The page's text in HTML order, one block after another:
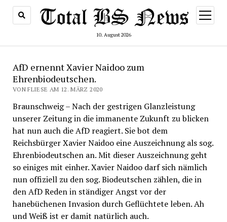
10. August 2026
Menü
öffnen
AfD ernennt Xavier Naidoo zum
Ehrenbiodeutschen.
VON FLIESE AM 12. MÄRZ 2020
Braunschweig – Nach der gestrigen Glanzleistung
unserer Zeitung in die immanente Zukunft zu blicken
hat nun auch die AfD reagiert. Sie bot dem
Reichsbürger Xavier Naidoo eine Auszeichnung als sog.
Ehrenbiodeutschen an. Mit dieser Auszeichnung geht
so einiges mit einher. Xavier Naidoo darf sich nämlich
nun offiziell zu den sog. Biodeutschen zählen, die in
den AfD Reden in ständiger Angst vor der
hanebüchenen Invasion durch Geflüchtete leben. Ah
und Weiß ist er damit natürlich auch.